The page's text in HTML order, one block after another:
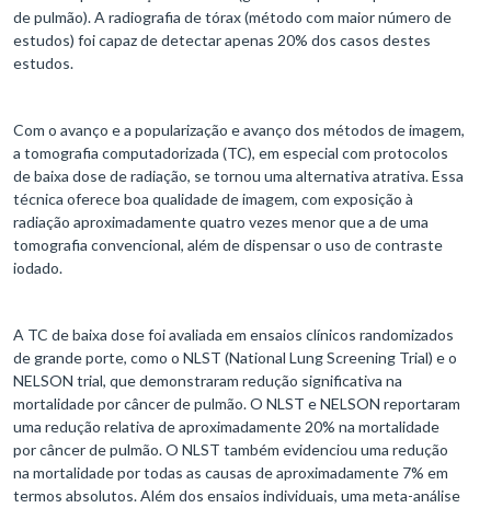
de pulmão). A radiografia de tórax (método com maior número de
estudos) foi capaz de detectar apenas 20% dos casos destes
estudos.
Com o avanço e a popularização e avanço dos métodos de imagem,
a tomografia computadorizada (TC), em especial com protocolos
de baixa dose de radiação, se tornou uma alternativa atrativa. Essa
técnica oferece boa qualidade de imagem, com exposição à
radiação aproximadamente quatro vezes menor que a de uma
tomografia convencional, além de dispensar o uso de contraste
iodado.
A TC de baixa dose foi avaliada em ensaios clínicos randomizados
de grande porte, como o NLST (National Lung Screening Trial) e o
NELSON trial, que demonstraram redução significativa na
mortalidade por câncer de pulmão. O NLST e NELSON reportaram
uma redução relativa de aproximadamente 20% na mortalidade
por câncer de pulmão. O NLST também evidenciou uma redução
na mortalidade por todas as causas de aproximadamente 7% em
termos absolutos. Além dos ensaios individuais, uma meta-análise